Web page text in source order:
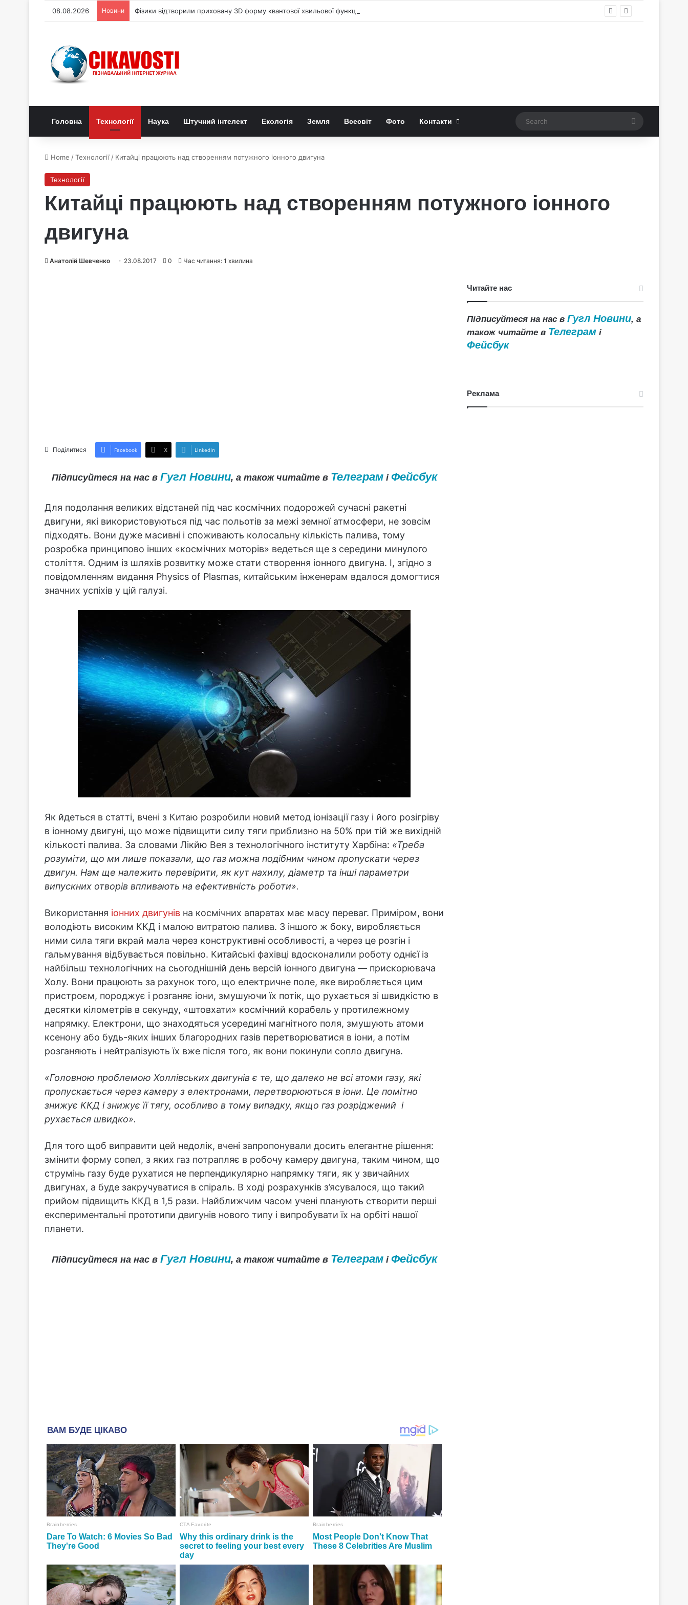
08.08.2026 Новини Фізики відтворили приховану 3D форму квантової хвильової функції
Головна Технології Наука Штучний інтелект Екологія Земля Всесвіт Фото Контакти Search
Home /Технології / Китайці працюють над створенням потужного іонного двигуна
Технології
Китайці працюють над створенням потужного іонного
двигуна
Анатолій Шевченко 23.08.2017 0 Час читання: 1 хвилина
Поділитися Facebook X LinkedIn
Підписуйтеся на нас в Гугл Новини, а також читайте в Телеграмі Фейсбук
Для подолання великих відстаней під час космічних подорожей сучасні ракетні
двигуни, які використовуються під час польотів за межі земної атмосфери, не зовсім
підходять. Вони дуже масивні і споживають колосальну кількість палива, тому
розробка принципово інших «космічних моторів» ведеться ще з середини минулого
століття. Одним із шляхів розвитку може стати створення іонного двигуна. І, згідно з
повідомленням видання Physics of Plasmas, китайським інженерам вдалося домогтися
значних успіхів у цій галузі.
Як йдеться в статті, вчені з Китаю розробили новий метод іонізації газу і його розігріву
в іонному двигуні, що може підвищити силу тяги приблизно на 50% при тій же вихідній
кількості палива. За словами Лікйю Вея з технологічного інституту Харбіна: «Треба
розуміти, що ми лише показали, що газ можна подібним чином пропускати через
двигун. Нам ще належить перевірити, як кут нахилу, діаметр та інші параметри
випускних отворів впливають на ефективність роботи».
Використання іонних двигунів на космічних апаратах має масу переваг. Приміром, вони
володіють високим ККД і малою витратою палива. З іншого ж боку, виробляється
ними сила тяги вкрай мала через конструктивні особливості, а через це розгін і
гальмування відбувається повільно. Китайські фахівці вдосконалили роботу однієї із
найбільш технологічних на сьогоднішній день версій іонного двигуна — прискорювача
Холу. Вони працюють за рахунок того, що електричне поле, яке виробляється цим
пристроєм, породжує і розганяє іони, змушуючи їх потік, що рухається зі швидкістю в
десятки кілометрів в секунду, «штовхати» космічний корабель у протилежному
напрямку. Електрони, що знаходяться усередині магнітного поля, змушують атоми
ксенону або будь-яких інших благородних газів перетворюватися в іони, а потім
розганяють і нейтралізують їх вже після того, як вони покинули сопло двигуна.
«Головною проблемою Холлівських двигунів є те, що далеко не всі атоми газу, які
пропускається через камеру з електронами, перетворюються в іони. Це помітно
знижує ККД і знижує її тягу, особливо в тому випадку, якщо газ розріджений і
рухається швидко».
Для того щоб виправити цей недолік, вчені запропонували досить елегантне рішення:
змінити форму сопел, з яких газ потрапляє в робочу камеру двигуна, таким чином, що
струмінь газу буде рухатися не перпендикулярно напрямку тяги, як у звичайних
двигунах, а буде закручуватися в спіраль. В ході розрахунків з’ясувалося, що такий
прийом підвищить ККД в 1,5 рази. Найближчим часом учені планують створити перші
експериментальні прототипи двигунів нового типу і випробувати їх на орбіті нашої
планети.
Підписуйтеся на нас в Гугл Новини, а також читайте в Телеграмі Фейсбук
Читайте нас
Підписуйтеся на нас вГугл Новини, а
також читайте в Телеграм і
Фейсбук
Реклама